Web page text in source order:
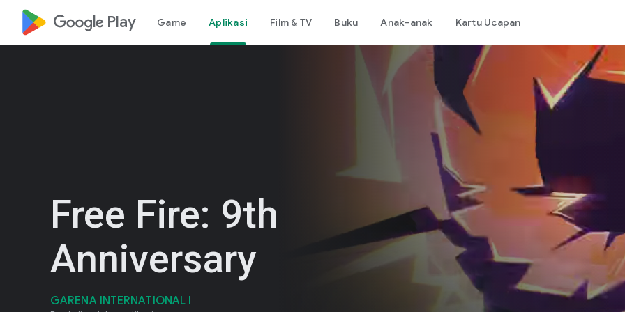
google_logo Play Game Aplikasi Film & TV Buku Anak-anak Kartu Ucapan
Free Fire: 9th
Anniversary
GARENA INTERNATIONAL I